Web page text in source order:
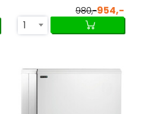
980,-954,-
1